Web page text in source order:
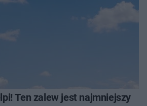
Ten zalew jest najmniejszy